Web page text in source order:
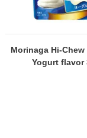
Morinaga Hi-Chew
Yogurt flavor